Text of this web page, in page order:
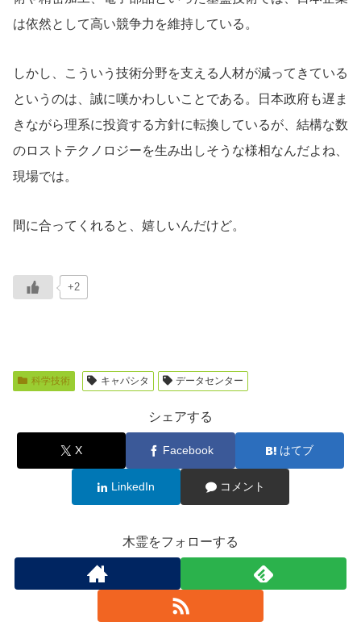
は依然として高い競争力を維持している。
しかし、こういう技術分野を支える人材が減ってきている
というのは、誠に嘆かわしいことである。日本政府も遅ま
きながら理系に投資する方針に転換しているが、結構な数
のロストテクノロジーを生み出しそうな様相なんだよね、
現場では。
間に合ってくれると、嬉しいんだけど。
+2
科学技術 キャパシタ データセンター
シェアする
X Facebook はてブ
LinkedIn コメント
木霊をフォローする